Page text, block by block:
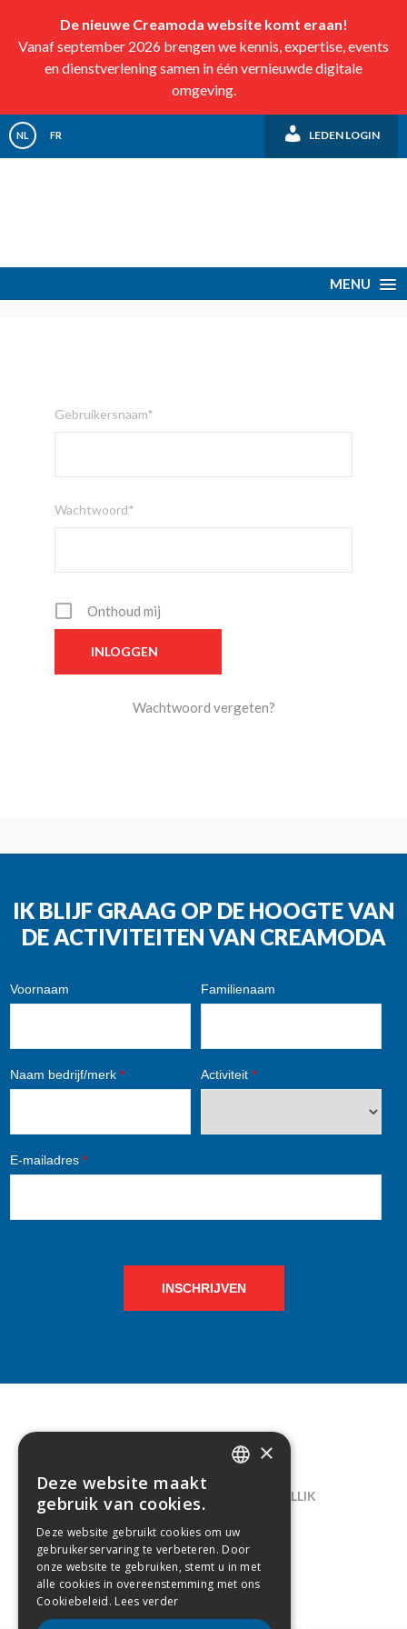
De nieuwe Creamoda website komt eraan!
Vanaf september 2026 brengen we kennis, expertise, events
en dienstverlening samen in één vernieuwde digitale
omgeving.
NL FR LEDEN LOGIN
MENU
Gebruikersnaam*
Wachtwoord*
Onthoud mij
Wachtwoord vergeten?
IK BLIJF GRAAG OP DE HOOGTE VAN
DE ACTIVITEITEN VAN CREAMODA
Voornaam Familienaam
Naam bedrijf/merk * Activiteit *
E-mailadres *
INSCHRIJVEN
CONTACT
LELIEGAARDE 22, B-1731 ZELLIK
02/238.10.11
INFO@CREAMODA.BE
BE0407.694.265
×
Deze website maakt
gebruik van cookies.
Deze website gebruikt cookies om uw
gebruikerservaring te verbeteren. Door
onze website te gebruiken, stemt u in met
alle cookies in overeenstemming met ons
Cookiebeleid. Lees verder